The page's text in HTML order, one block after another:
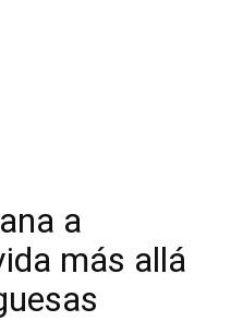
a
más allá